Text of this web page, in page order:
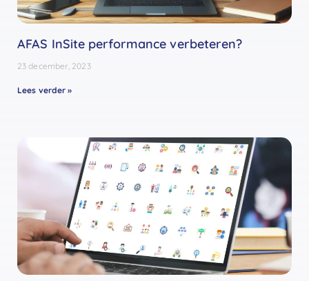
AFAS InSite performance verbeteren?
23 december, 2023
Lees verder »